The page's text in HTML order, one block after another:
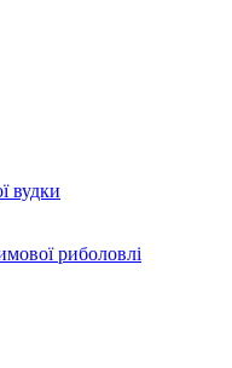
вудки
риболовлі